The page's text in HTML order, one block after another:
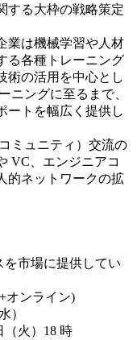
する大枠の戦略策定
業は機械学習や人材
る各種トレーニング
術の活用を中心とし
ニングに至るまで、
ートを幅広く提供し
ミュニティ）交流の
VC、エンジニアコ
的ネットワークの拡
市場に提供してい
オンライン)
）
（火）18 時